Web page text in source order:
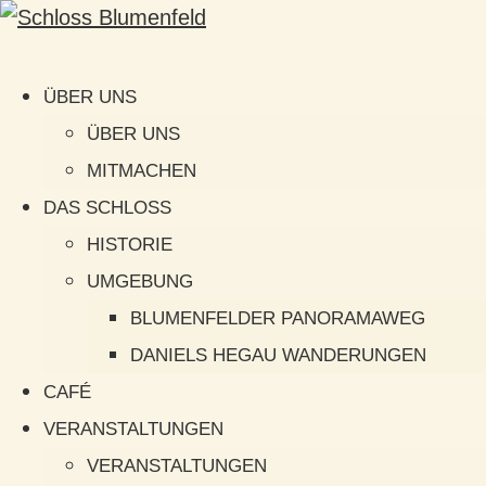
ÜBER UNS
ÜBER UNS
MITMACHEN
DAS SCHLOSS
HISTORIE
UMGEBUNG
BLUMENFELDER PANORAMAWEG
DANIELS HEGAU WANDERUNGEN
CAFÉ
VERANSTALTUNGEN
VERANSTALTUNGEN